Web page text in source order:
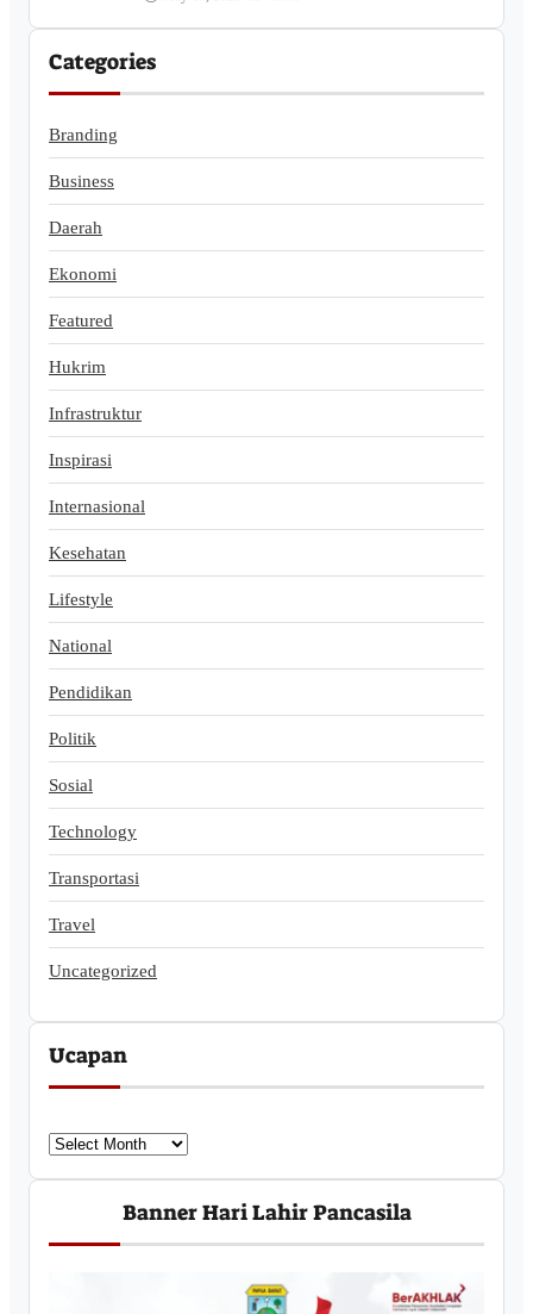
Categories
Branding
Business
Daerah
Ekonomi
Featured
Hukrim
Infrastruktur
Inspirasi
Internasional
Kesehatan
Lifestyle
National
Pendidikan
Politik
Sosial
Technology
Transportasi
Travel
Uncategorized
Ucapan
U
c
a
Banner Hari Lahir Pancasila